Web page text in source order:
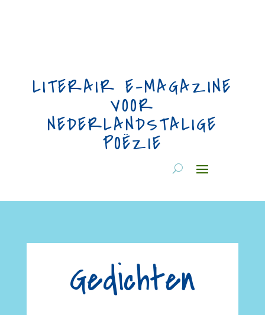
LITERAIR E-MAGAZINE
VOOR
NEDERLANDSTALIGE
POËZIE
Gedichten